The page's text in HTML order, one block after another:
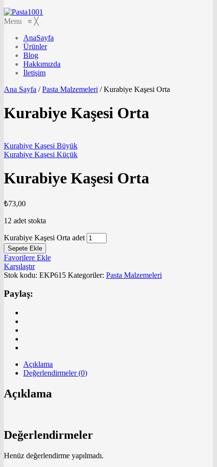
Menu ≡ ╳
AnaSayfa
Ürünler
Blog
Hakkımızda
İletişim
Ana Sayfa / Pasta Malzemeleri /Kurabiye Kaşesi Orta
Kurabiye Kaşesi Orta
Kurabiye Kaşesi Büyük
Kurabiye Kaşesi Küçük
Kurabiye Kaşesi Orta
₺73,00
12 adet stokta
Kurabiye Kaşesi Orta adet
Sepete Ekle
Favorilere Ekle
Karşılaştır
Stok kodu: EKP615 Kategoriler: Pasta Malzemeleri
Paylaş:
Açıklama
Değerlendirmeler (0)
Açıklama
Değerlendirmeler
Henüz değerlendirme yapılmadı.